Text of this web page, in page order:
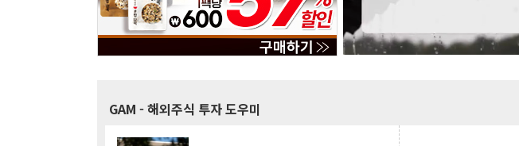
GAM - 해외주식 투자 도우미